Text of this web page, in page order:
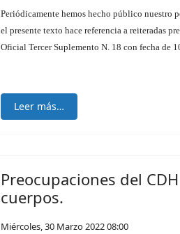
Periódicamente hemos hecho público nuestro
el presente texto hace referencia a reiteradas
Oficial Tercer Suplemento N. 18 con fecha de
Leer más…
Preocupaciones del
cuerpos.
Miércoles, 30 Marzo 2022 08:00